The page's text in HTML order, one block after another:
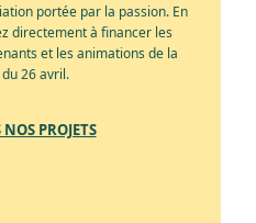
portée par la passion. En
directement à financer les
et les animations de la
26 avril.
PROJETS